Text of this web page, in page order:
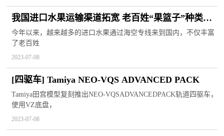
我国进口水果运输渠道拓宽 老百姓“果篮子”种类多
样
今年以来，越来越多的进口水果通过海空专线来到国内，不仅丰富
了老百姓
2023-07-08
[四驱车] Tamiya NEO-VQS ADVANCED PACK
Tamiya田宫模型复刻推出NEO-VQSADVANCEDPACK轨道四驱车，
使用VZ底盘，
2023-07-08